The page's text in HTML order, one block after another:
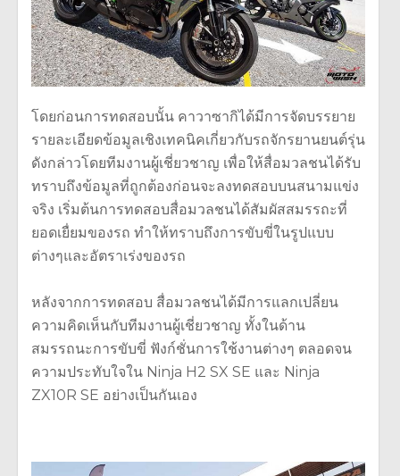
โดยก่อนการทดสอบนั้น คาวาซากิได้มีการจัดบรรยาย
รายละเอียดข้อมูลเชิงเทคนิคเกี่ยวกับรถจักรยานยนต์รุ่น
ดังกล่าวโดยทีมงานผู้เชี่ยวชาญ เพื่อให้สื่อมวลชนได้รับ
ทราบถึงข้อมูลที่ถูกต้องก่อนจะลงทดสอบบนสนามแข่ง
จริง เริ่มต้นการทดสอบสื่อมวลชนได้สัมผัสสมรรถะที่
ยอดเยื่ยมของรถ ทำให้ทราบถึงการขับขี่ในรูปแบบ
ต่างๆและอัตราเร่งของรถ
หลังจากการทดสอบ สื่อมวลชนได้มีการแลกเปลี่ยน
ความคิดเห็นกับทีมงานผู้เชี่ยวชาญ ทั้งในด้าน
สมรรถนะการขับขี่ ฟังก์ชั่นการใช้งานต่างๆ ตลอดจน
ความประทับใจใน Ninja H2 SX SE และ Ninja
ZX10R SE อย่างเป็นกันเอง